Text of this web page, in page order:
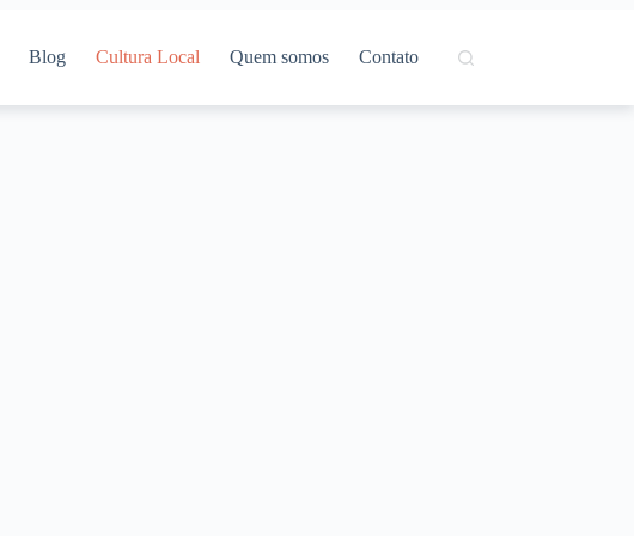
Blog Cultura Local Quem somos Contato